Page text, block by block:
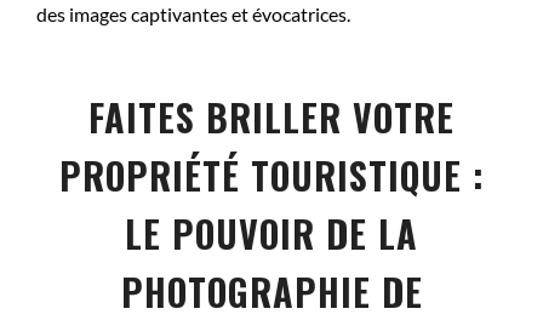
des images captivantes et évocatrices.
FAITES BRILLER VOTRE
PROPRIÉTÉ TOURISTIQUE :
LE POUVOIR DE LA
PHOTOGRAPHIE DE